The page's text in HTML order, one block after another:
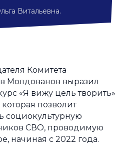
Витальевна.
Комитета
Молдованов выразил
«Я вижу цель творить»
позволит
социокультурную
СВО, проводимую
начиная с 2022 года.